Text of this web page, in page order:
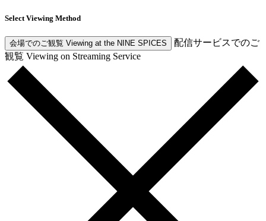
Select Viewing Method
会場でのご観覧 Viewing at the NINE SPICES
配信サービスでのご
観覧 Viewing on Streaming Service